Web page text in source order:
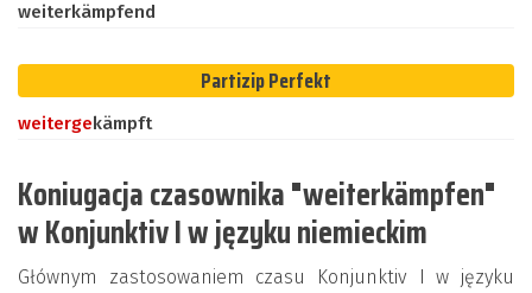
weiterkämpfend
Partizip Perfekt
weitergekämpft
Koniugacja czasownika "weiterkämpfen"
w Konjunktiv I w języku niemieckim
Głównym zastosowaniem czasu Konjunktiv I w języku